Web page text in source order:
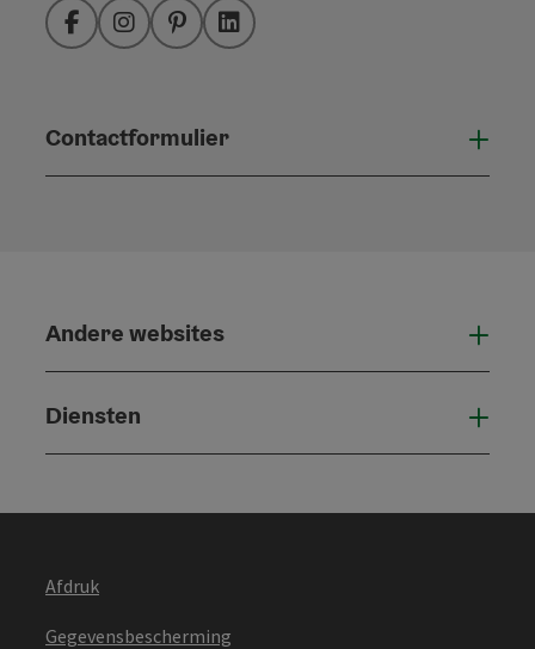
FacebookInstagramPinterestLinkedIn
Contactformulier
Andere websites
Diensten
Afdruk
Gegevensbescherming